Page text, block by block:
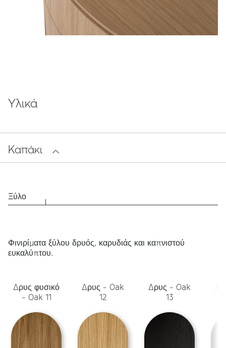
Υλικά
Καπάκι
Ξύλο
Φινιρίματα ξύλου δρυός, καρυδιάς και καπνιστού
ευκαλύπτου.
Δρυς φυσικό
- Oak 11
Δρυς - Oak
12
Δρυς - Oak
13